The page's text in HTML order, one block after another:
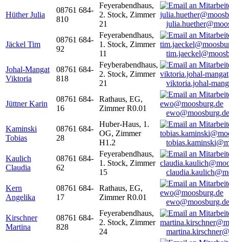
Hüther Julia
08761 684-
810
Feyerabendhaus,
2. Stock, Zimmer
21
Jäckel Tim
08761 684-
92
Feyerabendhaus,
1. Stock, Zimmer
11
Johal-Mangat
Viktoria
08761 684-
818
Feyberabendhaus,
2. Stock, Zimmer
21
viktoria.johal-
Jüttner Karin
08761 684-
16
Rathaus, EG,
Zimmer R0.01
ewo@moosburg.de
Kaminski
Tobias
08761 684-
28
Huber-Haus, 1.
OG, Zimmer
H1.2
Kaulich
Claudia
08761 684-
62
Feyerabendhaus,
1. Stock, Zimmer
15
Kern
Angelika
08761 684-
17
Rathaus, EG,
Zimmer R0.01
ewo@moosburg.de
Kirschner
Martina
08761 684-
828
Feyerabendhaus,
2. Stock, Zimmer
24